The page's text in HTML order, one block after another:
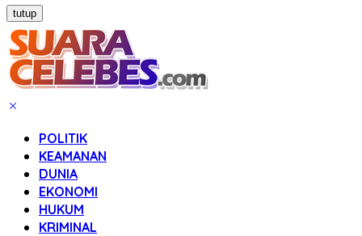
tutup
POLITIK
KEAMANAN
DUNIA
EKONOMI
HUKUM
KRIMINAL